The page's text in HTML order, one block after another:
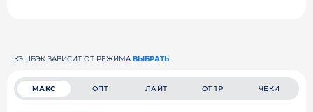
КЭШБЭК ЗАВИСИТ ОТ РЕЖИМА ВЫБРАТЬ
МАКС ОПТ ЛАЙТ ОТ 1₽ ЧЕКИ